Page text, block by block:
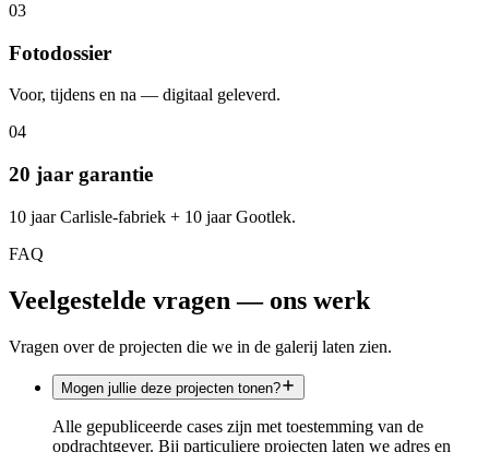
03
Fotodossier
Voor, tijdens en na — digitaal geleverd.
04
20 jaar garantie
10 jaar Carlisle-fabriek + 10 jaar Gootlek.
FAQ
Veelgestelde vragen — ons werk
Vragen over de projecten die we in de galerij laten zien.
Mogen jullie deze projecten tonen?
Alle gepubliceerde cases zijn met toestemming van de
opdrachtgever. Bij particuliere projecten laten we adres en